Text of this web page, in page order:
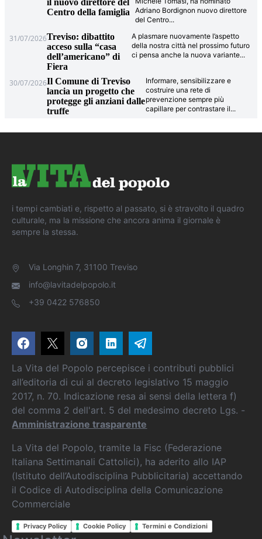
il nuovo direttore del
Centro della famiglia Adriano Bordignon nuovo direttore
del Centro...
31/07/2026Treviso: dibattito
acceso sulla “casa
dell’americano” di
Fiera
A plasmare nuovamente l’aspetto
della nostra città nel prossimo futuro
ci pensa anche la nuova variante...
30/07/2026Il Comune di Treviso
lancia un progetto che
protegge gli anziani dalle
truffe
Informare, sensibilizzare e
costruire una rete di
prevenzione sempre più
capillare per contrastare il...
i tempi cambiati e, rispetto al passato, si è stravolto il quadro
culturale, ma la missione che ancora anima il giornale è
sempre la stessa.
Via Longhin 7, 31100 Treviso
info@lavitadelpopolo.it
+39 0422 576850
La Vita del Popolo percepisce i contributi pubblici
all’editoria di cui al decreto legislativo 15 maggio
2017, n. 70. Indicazione resa ai sensi della lettera f)
del comma 2 dell'art. 5 del medesimo decreto Lgs. -
Amministrazione trasparente
La Vita del Popolo, tramite la Fisc (Federazione
Italiana Settimanali Cattolici), ha aderito allo IAP
(Istituto dell’Autodisciplina Pubblicitaria) accettando
il Codice di Autodisciplina della Comunicazione
Commerciale
Privacy Policy Cookie Policy Termini e Condizioni